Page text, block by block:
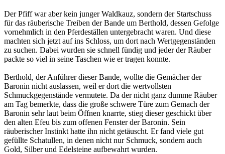
Der Pfiff war aber kein junger Waldkauz, sondern der Startschuss
für das räuberische Treiben der Bande um Berthold, dessen Gefolge
vornehmlich in den Pferdeställen untergebracht waren. Und diese
machten sich jetzt auf ins Schloss, um dort nach Wertgegenständen
zu suchen. Dabei wurden sie schnell fündig und jeder der Räuber
packte so viel in seine Taschen wie er tragen konnte.
Berthold, der Anführer dieser Bande, wollte die Gemächer der
Baronin nicht auslassen, weil er dort die wertvollsten
Schmuckgegenstände vermutete. Da der nicht ganz dumme Räuber
am Tag bemerkte, dass die große schwere Türe zum Gemach der
Baronin sehr laut beim Öffnen knarrte, stieg dieser geschickt über
den alten Efeu bis zum offenen Fenster der Baronin. Sein
räuberischer Instinkt hatte ihn nicht getäuscht. Er fand viele gut
gefüllte Schatullen, in denen nicht nur Schmuck, sondern auch
Gold, Silber und Edelsteine aufbewahrt wurden.